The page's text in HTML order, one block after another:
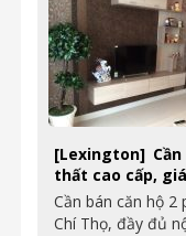
[Lexington]
thất cao cấp,
Cần bán căn hộ
Chí Thọ, đầy đủ